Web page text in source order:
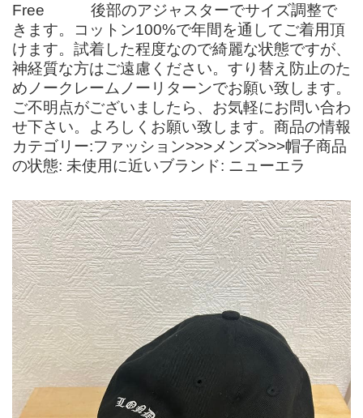
Free 後部のアジャスターでサイズ調整で
きます。コットン100%で年間を通してご着用頂
けます。試着した程度なので綺麗な状態ですが、
神経質な方はご遠慮ください。すり替え防止のた
めノークレームノーリターンでお願い致します。
ご不明点がございましたら、お気軽にお問い合わ
せ下さい。よろしくお願い致します。商品の情報
カテゴリー:ファッション>>>メンズ>>>帽子商品
の状態: 未使用に近いブランド: ニューエラ